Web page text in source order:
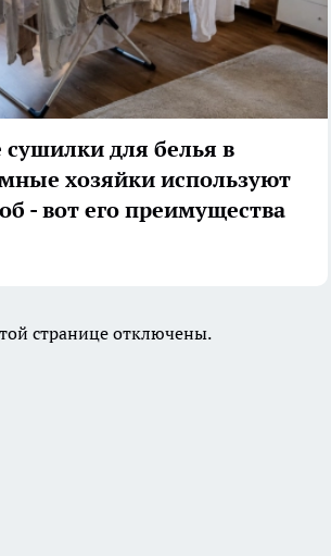
для белья в
хозяйки используют
- вот его преимущества
странице отключены.